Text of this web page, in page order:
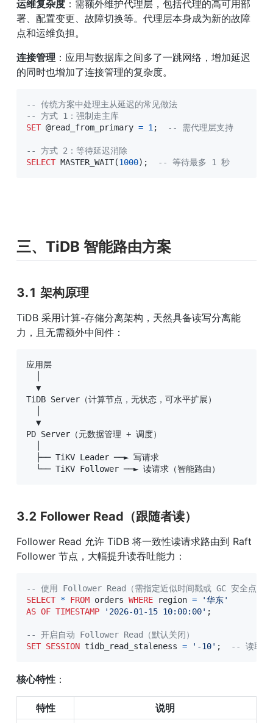
运维复杂度 ：需额外维护代理层，包括代理的高可用部
署、配置变更、故障切换等。代理层本身成为新的故障
点和运维负担。
连接管理 ：应用与数据库之间多了一跳网络，增加延迟
的同时也增加了连接管理的复杂度。
-- 传统方案中处理主从延迟的常见做法
-- 方式 1：强制走主库
SET @read_from_primary = 1 ; -- 需代理层支持
-- 方式 2：等待延迟消除
SELECT MASTER_WAIT(1000) ; -- 等待最多 1 秒
三、TiDB 智能路由方案
3.1 架构原理
TiDB 采用计算-存储分离架构，天然具备读写分离能
力，且无需额外中间件：
应用层
  ▼
TiDB Server（计算节点，无状态，可水平扩展）
  ▼
PD Server（元数据管理 + 调度）
  ├── TiKV Leader ──► 写请求
  └── TiKV Follower ──► 读请求（智能路由）
3.2 Follower Read（跟随者读）
Follower Read 允许 TiDB 将一致性读请求路由到 Raft
Follower 节点，大幅提升读吞吐能力：
-- 使用 Follower Read（需指定近似时间戳或 GC 安全点内
SELECT * FROM orders WHERE region =
'华东'
AS OF TIMESTAMP '2026-01-15 10:00:00' ;
-- 开启自动 Follower Read（默认关闭）
SET SESSION tidb_read_staleness = '-10' ; -- 读取
核心特性 ：
特性
说明